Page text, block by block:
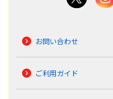
お問い合わせ
ご利用ガイド